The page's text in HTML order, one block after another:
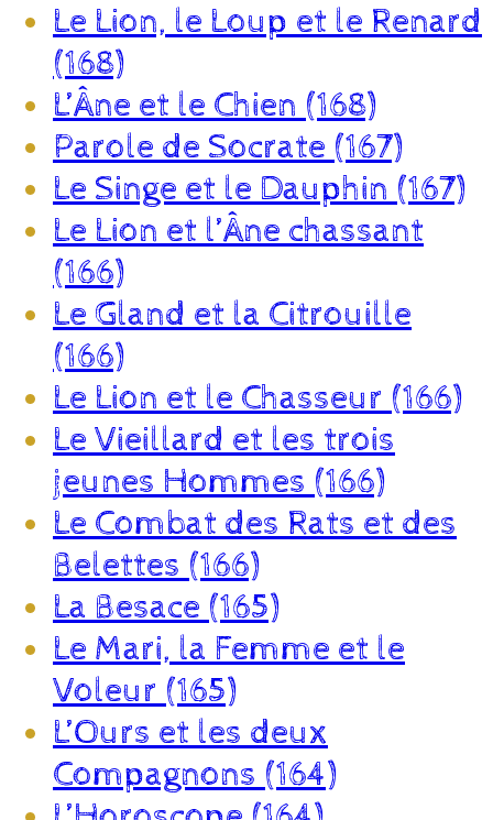
Le Lion, le Loup et le Renard
(168)
L’Âne et le Chien (168)
Parole de Socrate (167)
Le Singe et le Dauphin (167)
Le Lion et l’Âne chassant
(166)
Le Gland et la Citrouille
(166)
Le Lion et le Chasseur (166)
Le Vieillard et les trois
jeunes Hommes (166)
Le Combat des Rats et des
Belettes (166)
La Besace (165)
Le Mari, la Femme et le
Voleur (165)
L’Ours et les deux
Compagnons (164)